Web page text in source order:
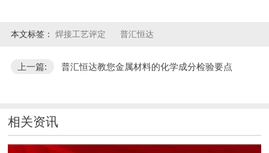
本文标签： 焊接工艺评定 普汇恒达
上一篇: 普汇恒达教您金属材料的化学成分检验要点
相关资讯